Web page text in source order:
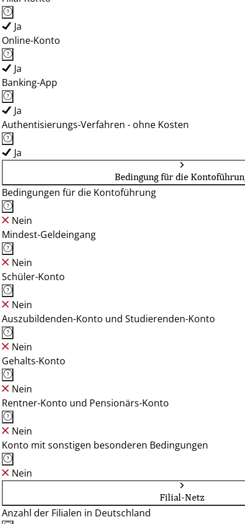
Ja
Online-Konto
Ja
Banking-App
Ja
Authentisierungs-Verfahren - ohne Kosten
Ja
Bedingung für die
Bedingungen für die Kontoführung
Nein
Mindest-Geldeingang
Nein
Schüler-Konto
Nein
Auszubildenden-Konto und Studierenden-Konto
Nein
Gehalts-Konto
Nein
Rentner-Konto und Pensionärs-Konto
Nein
Konto mit sonstigen besonderen Bedingungen
Nein
Filial-Netz
Anzahl der Filialen in Deutschland